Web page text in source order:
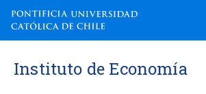
Instituto de Economía